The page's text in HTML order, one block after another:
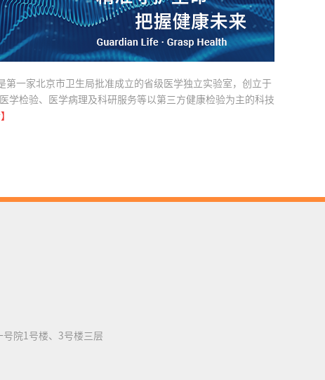
第一家北京市卫生局批准成立的省级医学独立实验室，创立于
学检验、医学病理及科研服务等以第三方健康检验为主的科技
院1号楼、3号楼三层